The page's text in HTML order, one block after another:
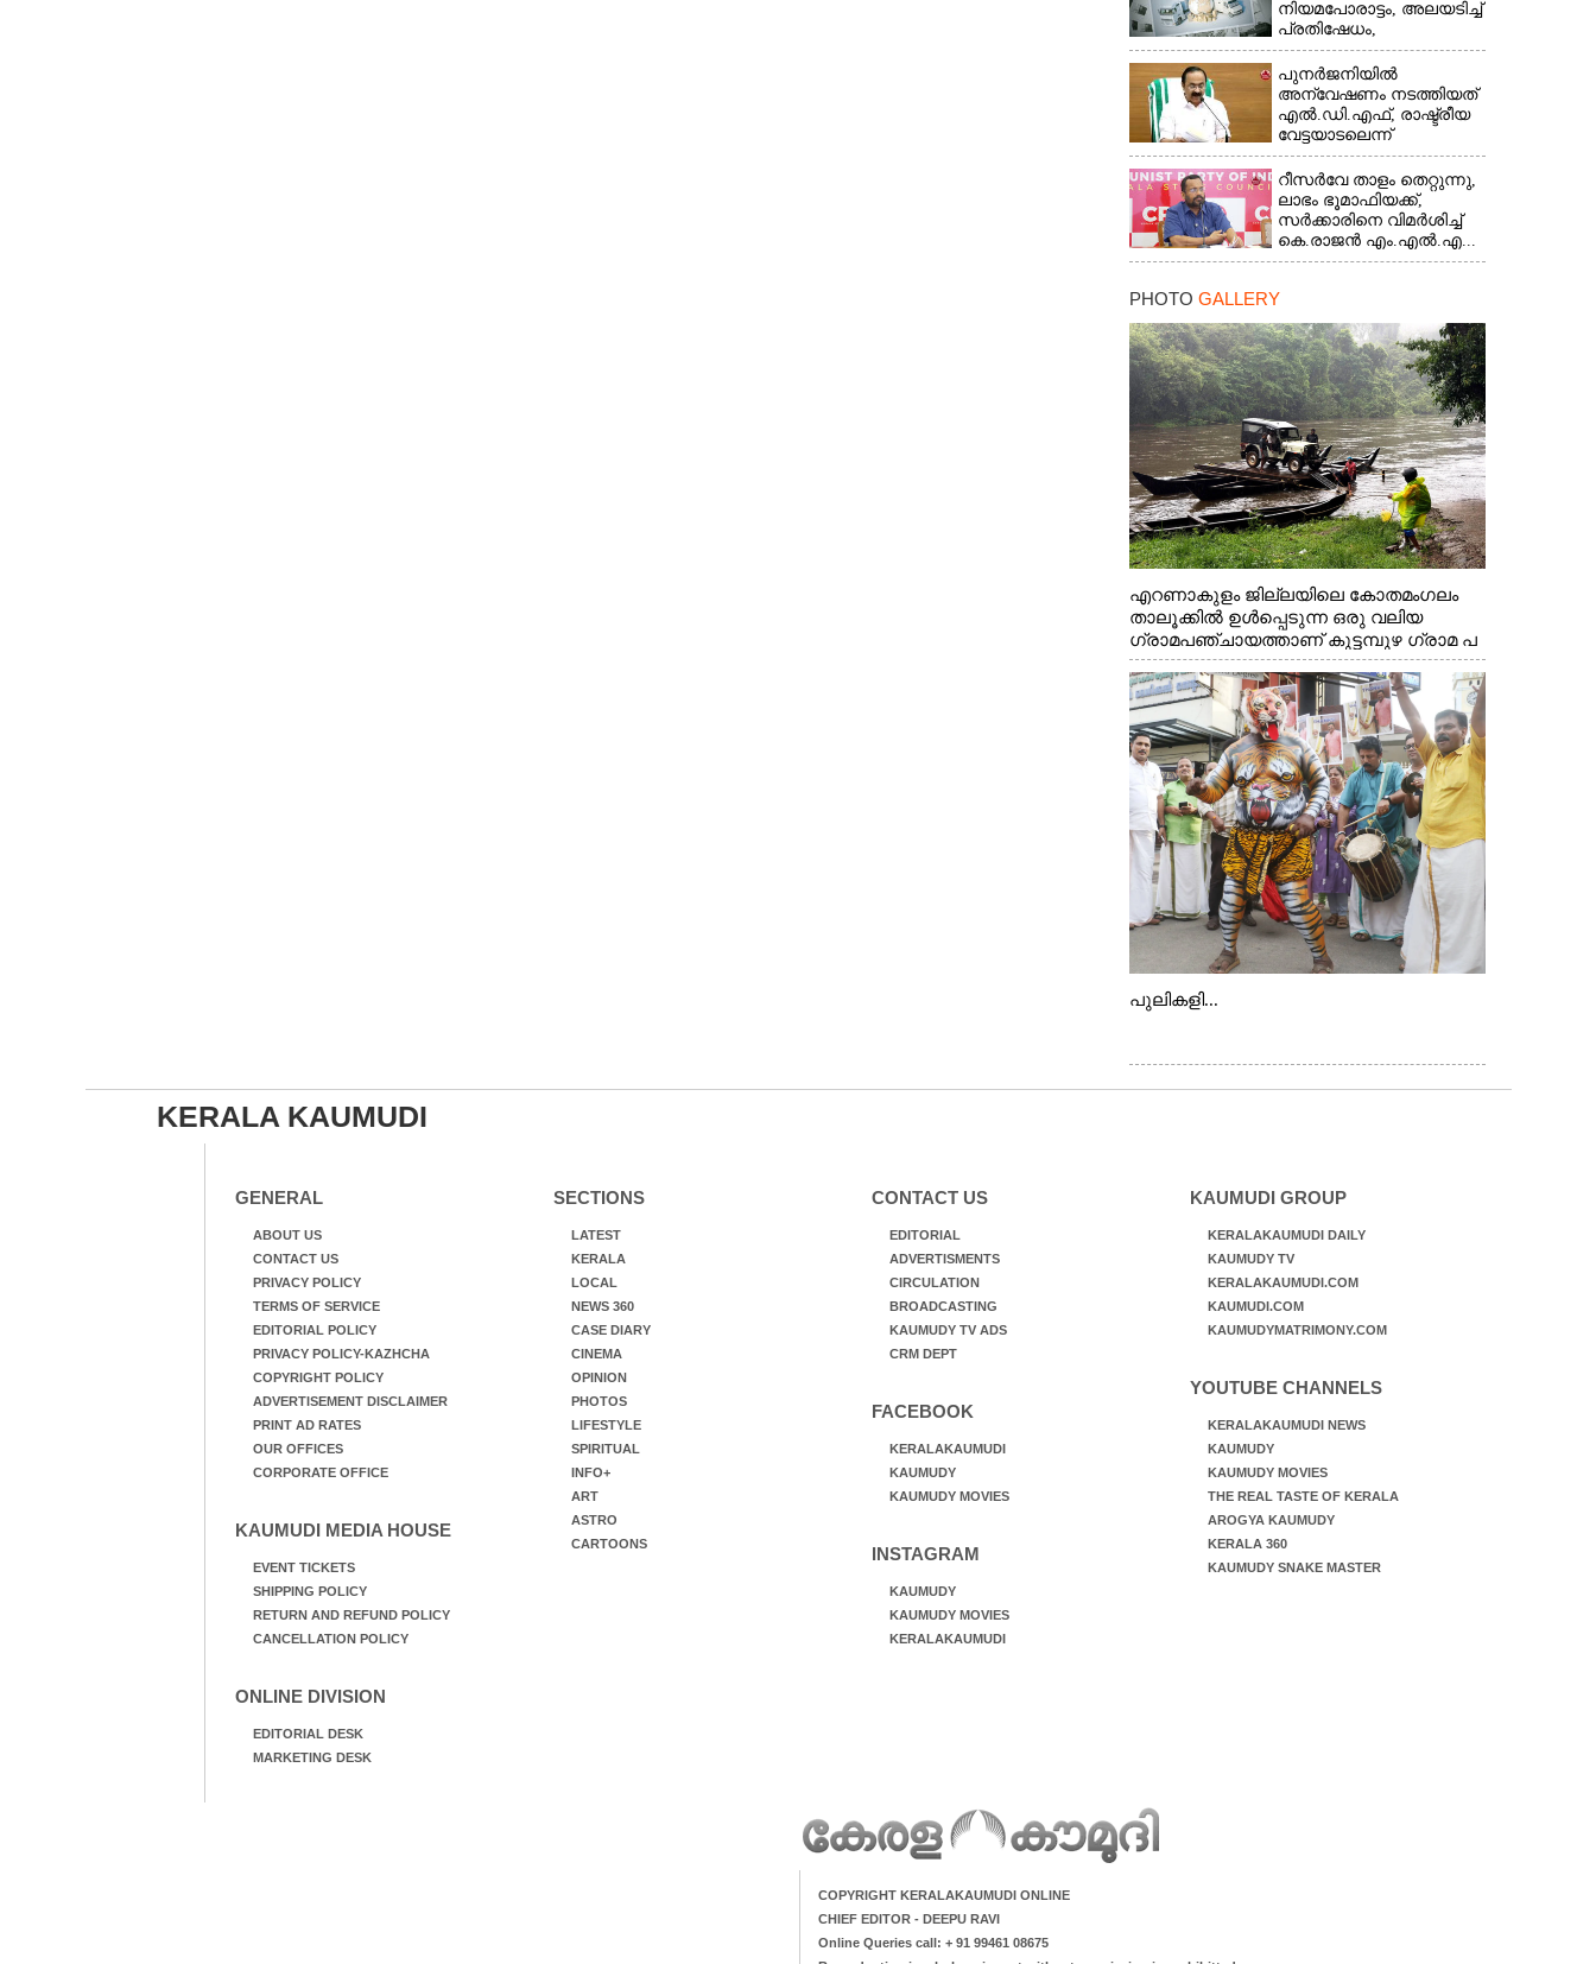
നിയമപോരാട്ടം, അലയടിച്ച്
പ്രതിഷേധം,
ഭയന്നുവിറച്ച്...
പുനർജനിയിൽ
അന്വേഷണം നടത്തിയത്
എൽ.ഡി.എഫ്, രാഷ്ട്രീയ
വേട്ടയാടലെന്ന്
പറഞ്ഞിട്ടില്ല...
റീസർവേ താളം തെറ്റുന്നു,
ലാഭം ഭൂമാഫിയക്ക്,
സർക്കാരിനെ വിമർശിച്ച്
കെ.രാജൻ എം.എൽ.എ...
PHOTO GALLERY
എറണാകുളം ജില്ലയിലെ കോതമംഗലം
താലൂക്കിൽ ഉൾപ്പെടുന്ന ഒരു വലിയ
ഗ്രാമപഞ്ചായത്താണ് കുട്ടമ്പുഴ ഗ്രാമ പ
ഞ്ചായത്ത്. ആദിവാസി ഊരുകളായ
വെള്ളാരംകുത്ത്, കത്തിപ്പാറ, ഉറിയംപെട്ടി,
തേക്കല്ല്, വെട്ടിക്കല്ല്, മഞ്ചപ്പാറ എന്നീ
ആറു സ്ഥലങ്ങളിലേക്കുള്ള പ്രധാന
സഞ്ചാര മാർഗമാണ് ഈ കാണുന്ന
കടത്ത് വള്ളം
പുലികളി...
KERALA KAUMUDI
GENERAL
ABOUT US
CONTACT US
PRIVACY POLICY
TERMS OF SERVICE
EDITORIAL POLICY
PRIVACY POLICY-KAZHCHA
COPYRIGHT POLICY
ADVERTISEMENT DISCLAIMER
PRINT AD RATES
OUR OFFICES
CORPORATE OFFICE
KAUMUDI MEDIA HOUSE
EVENT TICKETS
SHIPPING POLICY
RETURN AND REFUND POLICY
CANCELLATION POLICY
ONLINE DIVISION
EDITORIAL DESK
MARKETING DESK
SECTIONS
LATEST
KERALA
LOCAL
NEWS 360
CASE DIARY
CINEMA
OPINION
PHOTOS
LIFESTYLE
SPIRITUAL
INFO+
ART
ASTRO
CARTOONS
CONTACT US
EDITORIAL
ADVERTISMENTS
CIRCULATION
BROADCASTING
KAUMUDY TV ADS
CRM DEPT
FACEBOOK
KERALAKAUMUDI
KAUMUDY
KAUMUDY MOVIES
INSTAGRAM
KAUMUDY
KAUMUDY MOVIES
KERALAKAUMUDI
KAUMUDI GROUP
KERALAKAUMUDI DAILY
KAUMUDY TV
KERALAKAUMUDI.COM
KAUMUDI.COM
KAUMUDYMATRIMONY.COM
YOUTUBE CHANNELS
KERALAKAUMUDI NEWS
KAUMUDY
KAUMUDY MOVIES
THE REAL TASTE OF KERALA
AROGYA KAUMUDY
KERALA 360
KAUMUDY SNAKE MASTER
COPYRIGHT KERALAKAUMUDI ONLINE
CHIEF EDITOR - DEEPU RAVI
Online Queries call: + 91 99461 08675